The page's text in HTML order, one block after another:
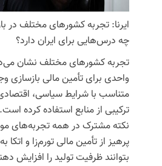
ایرنا: تجربه کشورهای مختلف در
چه درس‌هایی برای ایران دارد؟
تجربه کشورهای مختلف نشان
واحدی برای تأمین مالی بازسازی
متناسب با شرایط سیاسی،
ترکیبی از منابع استفاده کرده
نکته مشترک در همه تجربه‌های
پرهیز از تأمین مالی تورم‌زا و
بتوانند ظرفیت تولید را افزایش